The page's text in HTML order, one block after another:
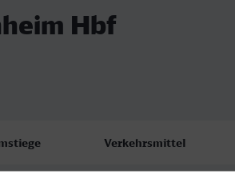
Hbf
Verkehrsmittel